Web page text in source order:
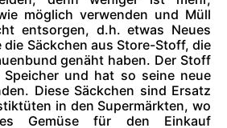
möglich verwenden und Müll
entsorgen, d.h. etwas Neues
die Säckchen aus Store-Stoff, die
genäht haben. Der Stoff
und hat so seine neue
Diese Säckchen sind Ersatz
in den Supermärkten, wo
Gemüse für den Einkauf